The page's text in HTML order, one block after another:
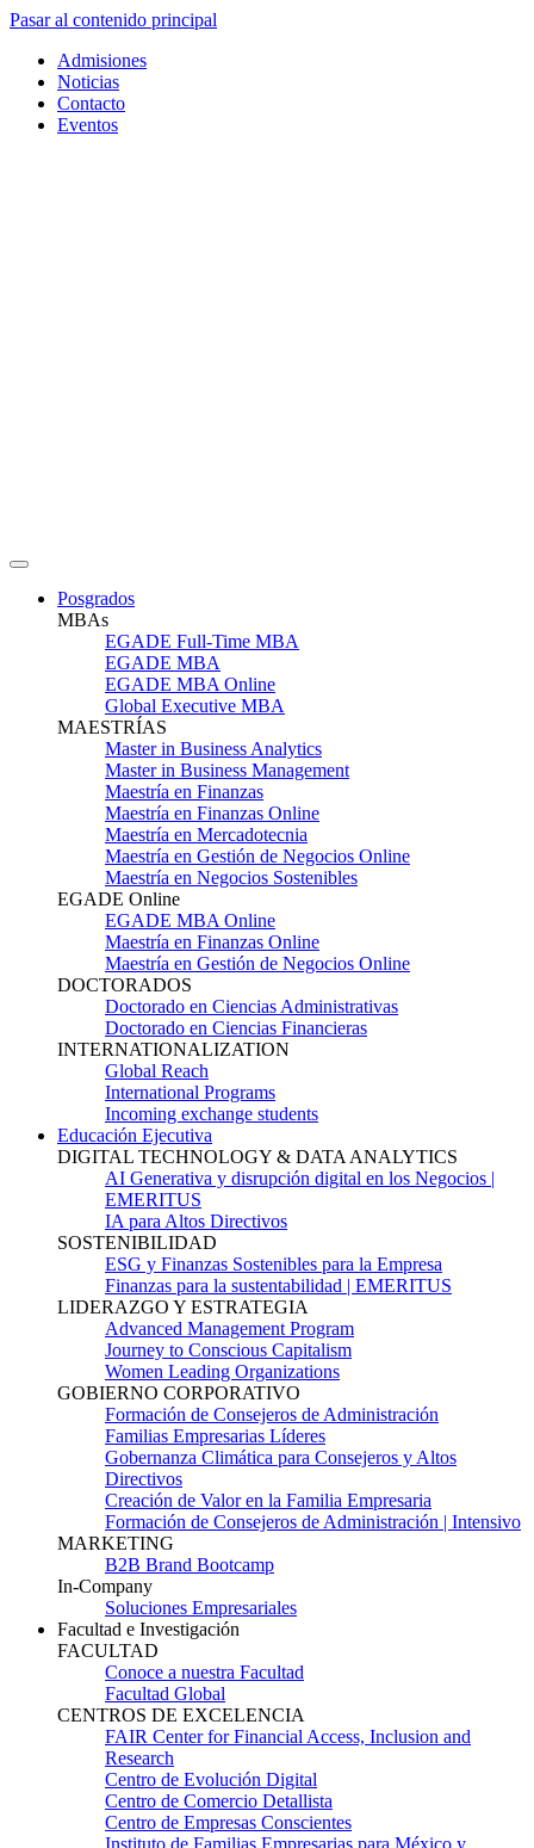
Pasar al contenido principal
Admisiones
Noticias
Contacto
Eventos
Posgrados
MBAs
EGADE Full-Time MBA
EGADE MBA
EGADE MBA Online
Global Executive MBA
MAESTRÍAS
Master in Business Analytics
Master in Business Management
Maestría en Finanzas
Maestría en Finanzas Online
Maestría en Mercadotecnia
Maestría en Gestión de Negocios Online
Maestría en Negocios Sostenibles
EGADE Online
EGADE MBA Online
Maestría en Finanzas Online
Maestría en Gestión de Negocios Online
DOCTORADOS
Doctorado en Ciencias Administrativas
Doctorado en Ciencias Financieras
INTERNATIONALIZATION
Global Reach
International Programs
Incoming exchange students
Educación Ejecutiva
DIGITAL TECHNOLOGY & DATA ANALYTICS
AI Generativa y disrupción digital en los Negocios |
EMERITUS
IA para Altos Directivos
SOSTENIBILIDAD
ESG y Finanzas Sostenibles para la Empresa
Finanzas para la sustentabilidad | EMERITUS
LIDERAZGO Y ESTRATEGIA
Advanced Management Program
Journey to Conscious Capitalism
Women Leading Organizations
GOBIERNO CORPORATIVO
Formación de Consejeros de Administración
Familias Empresarias Líderes
Gobernanza Climática para Consejeros y Altos
Directivos
Creación de Valor en la Familia Empresaria
Formación de Consejeros de Administración | Intensivo
MARKETING
B2B Brand Bootcamp
In-Company
Soluciones Empresariales
Facultad e Investigación
FACULTAD
Conoce a nuestra Facultad
Facultad Global
CENTROS DE EXCELENCIA
FAIR Center for Financial Access, Inclusion and
Research
Centro de Evolución Digital
Centro de Comercio Detallista
Centro de Empresas Conscientes
Instituto de Familias Empresarias para México y